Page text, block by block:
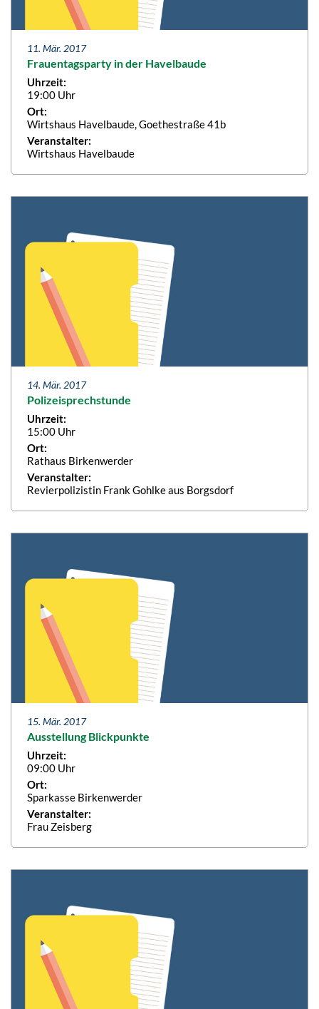
11. Mär. 2017
Frauentagsparty in der Havelbaude
Uhrzeit:
19:00 Uhr
Ort:
Wirtshaus Havelbaude, Goethestraße 41b
Veranstalter:
Wirtshaus Havelbaude
14. Mär. 2017
Polizeisprechstunde
Uhrzeit:
15:00 Uhr
Ort:
Rathaus Birkenwerder
Veranstalter:
Revierpolizistin Frank Gohlke aus Borgsdorf
15. Mär. 2017
Ausstellung Blickpunkte
Uhrzeit:
09:00 Uhr
Ort:
Sparkasse Birkenwerder
Veranstalter:
Frau Zeisberg